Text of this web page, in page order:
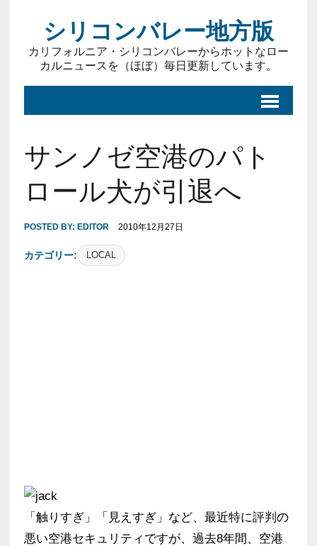
シリコンバレー地方版
カリフォルニア・シリコンバレーからホットなロー
カルニュースを（ほぼ）毎日更新しています。
サンノゼ空港のパト
ロール犬が引退へ
POSTED BY: EDITOR 2010年12月27日
カテゴリー: LOCAL
「触りすぎ」「見えすぎ」など、最近特に評判の
悪い空港セキュリティですが、過去8年間、空港